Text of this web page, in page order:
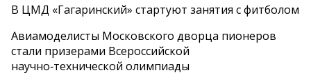
В ЦМД «Гагаринский» стартуют занятия с фитболом
Авиамоделисты Московского дворца пионеров
стали призерами Всероссийской
научно‑технической олимпиады